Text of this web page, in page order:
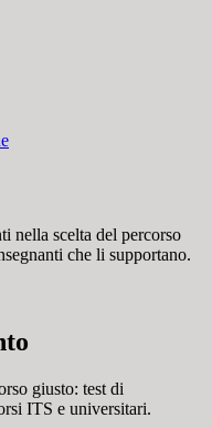
nella scelta del percorso
che li supportano.
giusto: test di
ITS e universitari.